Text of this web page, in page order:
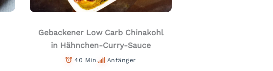
Gebackener Low Carb Chinakohl
in Hähnchen-Curry-Sauce
40 Min. Anfänger